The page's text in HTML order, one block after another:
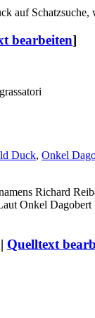
auf
bearbeiten]
Duck, Onkel
Richard
Onkel
| Quelltext